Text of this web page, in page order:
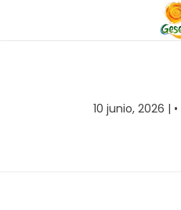
10 junio, 2026 |